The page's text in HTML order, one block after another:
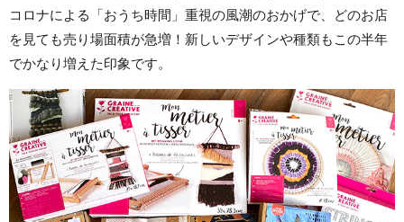
コロナによる「おうち時間」重視の風潮のおかげで、どのお店
を見ても売り場面積が急増！新しいデザインや種類もこの半年
でかなり増えた印象です。